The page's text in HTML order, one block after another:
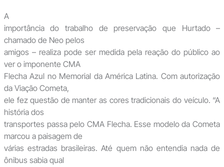
A
importância do trabalho de preservação que Hurtado –
chamado de Neo pelos
amigos – realiza pode ser medida pela reação do público ao
ver o imponente CMA
Flecha Azul no Memorial da América Latina. Com autorização
da Viação Cometa,
ele fez questão de manter as cores tradicionais do veículo. “A
história dos
transportes passa pelo CMA Flecha. Esse modelo da Cometa
marcou a paisagem de
várias estradas brasileiras. Até quem não entendia nada de
ônibus sabia qual